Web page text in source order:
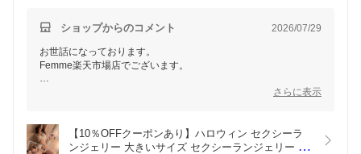
ショップからのコメント 2026/07/29
お世話になっております。
Femme楽天市場店でございます。
この度はご購入いただき、また早い発送についてお褒めの言葉を
今後もお客様に喜んでいただける商品とサービスを提供できるよ
う努力してまいります。
さらに表示
【10％OFFクーポンあり】ハロウィン セクシーラ
ンジェリー 大きいサイズ セクシーランジェリー 過